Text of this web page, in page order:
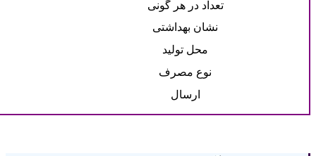
تعداد در هر گونی
نشان بهداشتی
محل تولید
نوع مصرف
ارسال